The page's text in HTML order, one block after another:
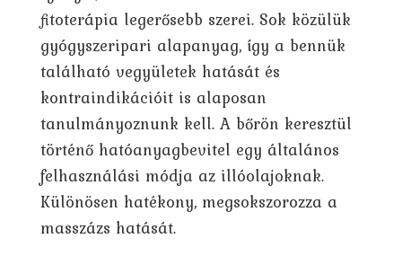
fitoterápia legerősebb szerei. Sok közülük
gyógyszeripari alapanyag, így a bennük
található vegyületek hatását és
kontraindikációit is alaposan
tanulmányoznunk kell. A bőrön keresztül
történő hatóanyagbevitel egy általános
felhasználási módja az illóolajoknak.
Különösen hatékony, megsokszorozza a
masszázs hatását.